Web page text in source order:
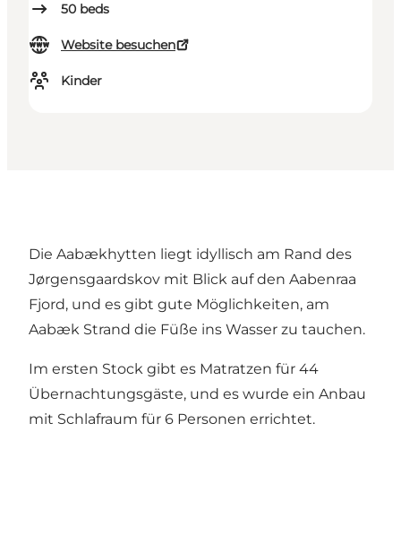
50 beds
Website besuchen
Kinder
Die Aabækhytten liegt idyllisch am Rand des
Jørgensgaardskov mit Blick auf den Aabenraa
Fjord, und es gibt gute Möglichkeiten, am
Aabæk Strand die Füße ins Wasser zu tauchen.
Im ersten Stock gibt es Matratzen für 44
Übernachtungsgäste, und es wurde ein Anbau
mit Schlafraum für 6 Personen errichtet.